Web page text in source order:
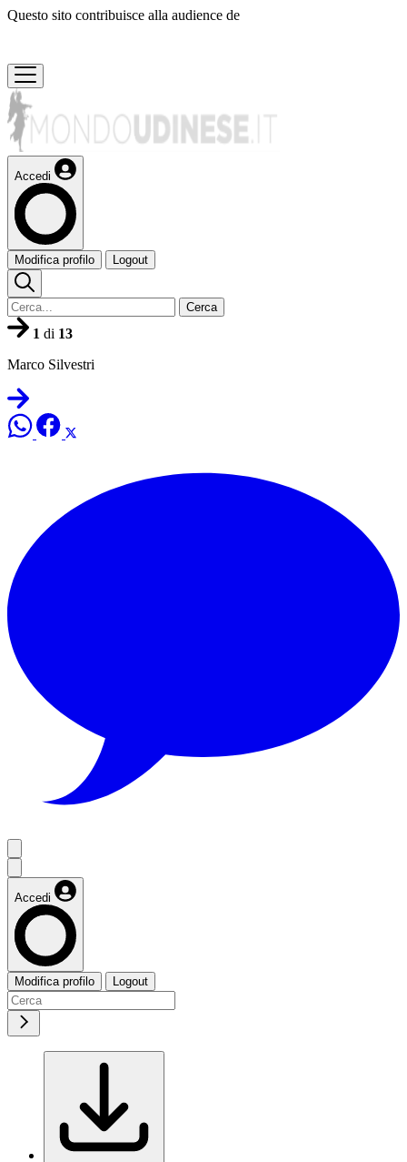
Questo sito contribuisce alla audience de
Accedi
Modifica profilo Logout
Cerca
1 di 13
Marco Silvestri
Accedi
Modifica profilo Logout